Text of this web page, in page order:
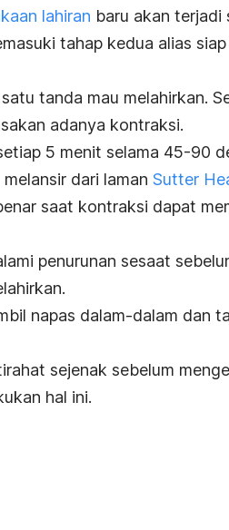
lahiran baru akan terjadi
tahap kedua alias
tanda mau melahirkan.
adanya kontraksi.
5 menit selama 45-90
dari laman Sutter
saat kontraksi dapat
penurunan sesaat
napas dalam-dalam dan
sejenak sebelum
hal ini.